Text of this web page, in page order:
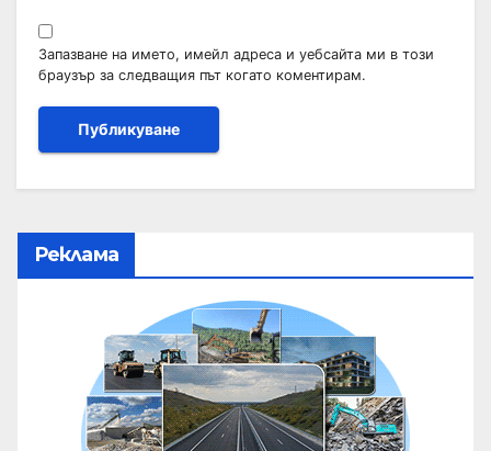
Запазване на името, имейл адреса и уебсайта ми в този
браузър за следващия път когато коментирам.
Реклама